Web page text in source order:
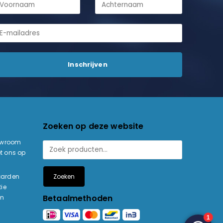
ons op
Zoeken op deze website
Zoeken
Betaalmethoden